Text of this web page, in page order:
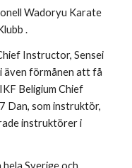
Wadoryu Karate
.
Instructor, Sensei
även förmånen att få
Beligium Chief
Dan, som instruktör,
instruktörer i
Sverige och